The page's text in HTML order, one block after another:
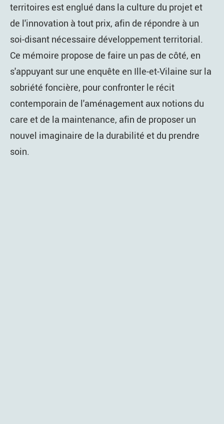
territoires est englué dans la culture du projet et
de l'innovation à tout prix, afin de répondre à un
soi-disant nécessaire développement territorial.
Ce mémoire propose de faire un pas de côté, en
s'appuyant sur une enquête en Ille-et-Vilaine sur la
sobriété foncière, pour confronter le récit
contemporain de l'aménagement aux notions du
care et de la maintenance, afin de proposer un
nouvel imaginaire de la durabilité et du prendre
soin.